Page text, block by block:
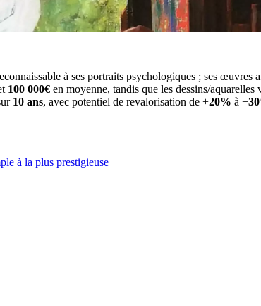
à ses portraits psychologiques ; ses œuvres
100 000€ en moyenne, tandis que les dessins/aquarelles
10 ans, avec potentiel de revalorisation de +20% à +
à la plus prestigieuse